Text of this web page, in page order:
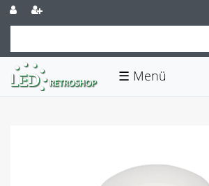
☰